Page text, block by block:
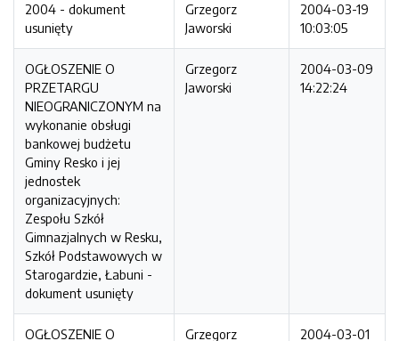
2004 - dokument
usunięty
Grzegorz
Jaworski
2004-03-19
10:03:05
OGŁOSZENIE O
PRZETARGU
NIEOGRANICZONYM na
wykonanie obsługi
bankowej budżetu
Gminy Resko i jej
jednostek
organizacyjnych:
Zespołu Szkół
Gimnazjalnych w Resku,
Szkół Podstawowych w
Starogardzie, Łabuni -
dokument usunięty
Grzegorz
Jaworski
2004-03-09
14:22:24
OGŁOSZENIE O
Grzegorz
2004-03-01